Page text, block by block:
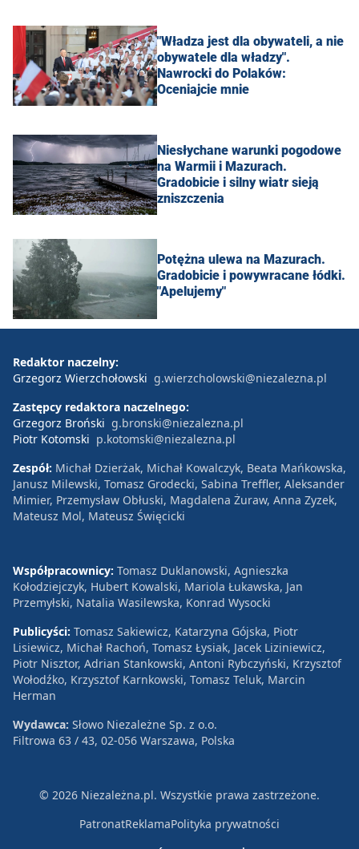
"Władza jest dla obywateli, a nie
obywatele dla władzy".
Nawrocki do Polaków:
Oceniajcie mnie
Niesłychane warunki pogodowe
na Warmii i Mazurach.
Gradobicie i silny wiatr sieją
zniszczenia
Potężna ulewa na Mazurach.
Gradobicie i powywracane łódki.
"Apelujemy"
Redaktor naczelny:
Grzegorz Wierzchołowski g.wierzcholowski@niezalezna.pl
Zastępcy redaktora naczelnego:
Grzegorz Broński g.bronski@niezalezna.pl
Piotr Kotomski p.kotomski@niezalezna.pl
Zespół: Michał Dzierżak, Michał Kowalczyk, Beata Mańkowska,
Janusz Milewski, Tomasz Grodecki, Sabina Treffler, Aleksander
Mimier, Przemysław Obłuski, Magdalena Żuraw, Anna Zyzek,
Mateusz Mol, Mateusz Święcicki
Współpracownicy: Tomasz Duklanowski, Agnieszka
Kołodziejczyk, Hubert Kowalski, Mariola Łukawska, Jan
Przemyłski, Natalia Wasilewska, Konrad Wysocki
Publicyści: Tomasz Sakiewicz, Katarzyna Gójska, Piotr
Lisiewicz, Michał Rachoń, Tomasz Łysiak, Jacek Liziniewicz,
Piotr Nisztor, Adrian Stankowski, Antoni Rybczyński, Krzysztof
Wołodźko, Krzysztof Karnkowski, Tomasz Teluk, Marcin
Herman
Wydawca: Słowo Niezależne Sp. z o.o.
Filtrowa 63 / 43, 02-056 Warszawa, Polska
© 2026 Niezależna.pl. Wszystkie prawa zastrzeżone.
PatronatReklamaPolityka prywatności